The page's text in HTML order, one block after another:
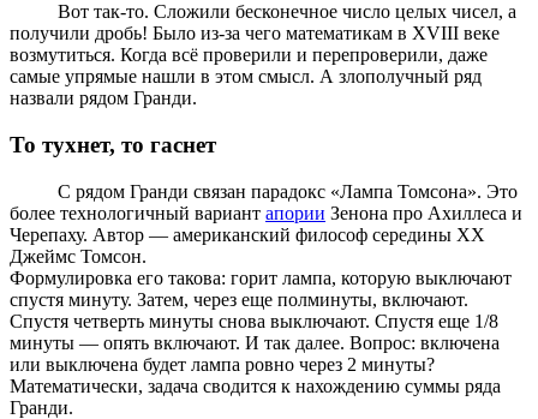
Вот так-то. Сложили бесконечное число целых чисел, а
получили дробь! Было из-за чего математикам в XVIII веке
возмутиться. Когда всё проверили и перепроверили, даже
самые упрямые нашли в этом смысл. А злополучный ряд
назвали рядом Гранди.
То тухнет, то гаснет
С рядом Гранди связан парадокс «Лампа Томсона». Это
более технологичный вариант апории Зенона про Ахиллеса и
Черепаху. Автор — американский философ середины XX
Джеймс Томсон.
Формулировка его такова: горит лампа, которую выключают
спустя минуту. Затем, через еще полминуты, включают.
Спустя четверть минуты снова выключают. Спустя еще 1/8
минуты — опять включают. И так далее. Вопрос: включена
или выключена будет лампа ровно через 2 минуты?
Математически, задача сводится к нахождению суммы ряда
Гранди.